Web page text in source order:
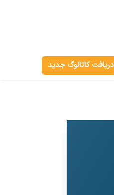
دریافت کاتالوگ جدید